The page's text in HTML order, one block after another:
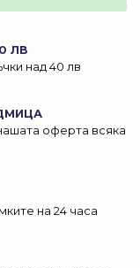
ЛВ
над 40 лв
оферта всяка
на 24 часа